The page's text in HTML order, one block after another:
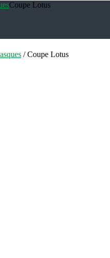
Coupe Lotus
/ Coupe Lotus